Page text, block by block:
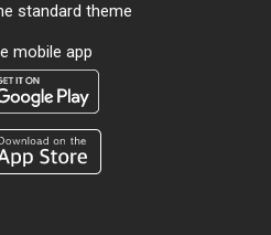
standard theme
mobile app